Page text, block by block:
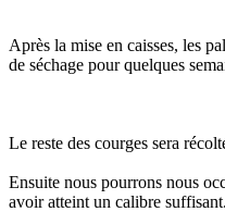
Après la mise en caisses, les
de séchage pour quelques
Le reste des courges sera
Ensuite nous pourrons nous
avoir atteint un calibre suffisant.